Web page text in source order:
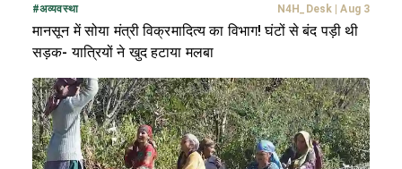
#अव्यवस्था N4H_Desk | Aug 3
मानसून में सोया मंत्री विक्रमादित्य का विभाग! घंटों से बंद पड़ी थी
सड़क- यात्रियों ने खुद हटाया मलबा